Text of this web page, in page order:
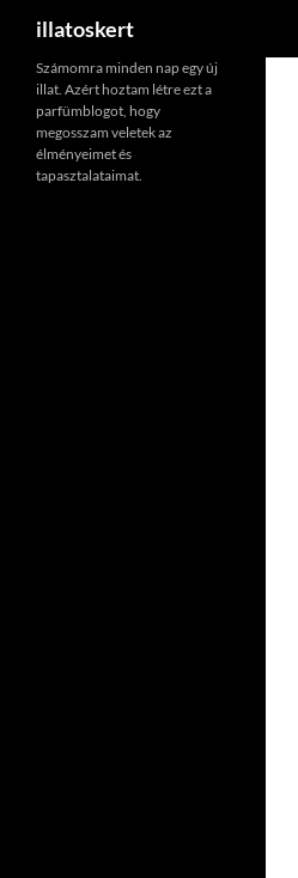
illatoskert
Számomra minden nap egy új
illat. Azért hoztam létre ezt a
parfümblogot, hogy
megosszam veletek az
élményeimet és
tapasztalataimat.